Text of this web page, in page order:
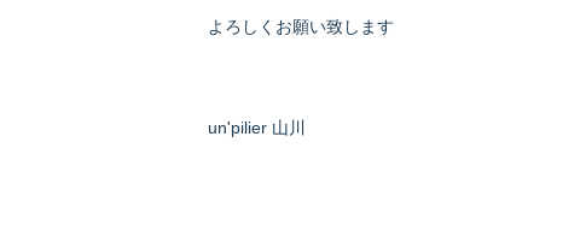
よろしくお願い致します
un'pilier 山川